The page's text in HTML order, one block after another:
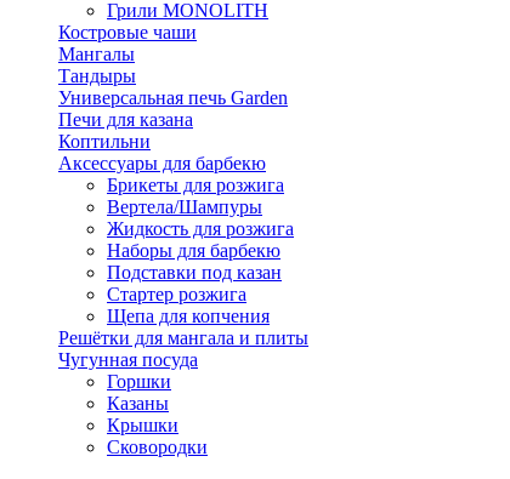
Грили MONOLITH
Костровые чаши
Мангалы
Тандыры
Универсальная печь Garden
Печи для казана
Коптильни
Аксессуары для барбекю
Брикеты для розжига
Вертела/Шампуры
Жидкость для розжига
Наборы для барбекю
Подставки под казан
Стартер розжига
Щепа для копчения
Решётки для мангала и плиты
Чугунная посуда
Горшки
Казаны
Крышки
Сковородки